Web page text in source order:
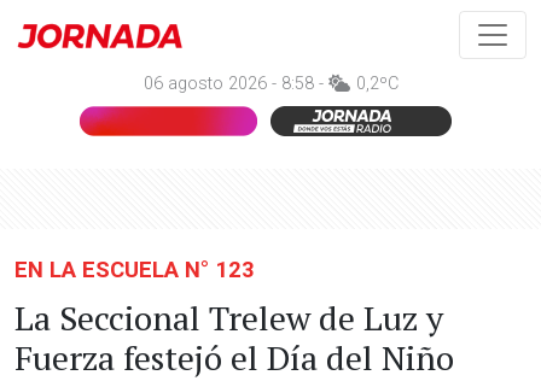
06 agosto 2026 - 8:58 - 0,2ºC
EN LA ESCUELA N° 123
La Seccional Trelew de Luz y
Fuerza festejó el Día del Niño